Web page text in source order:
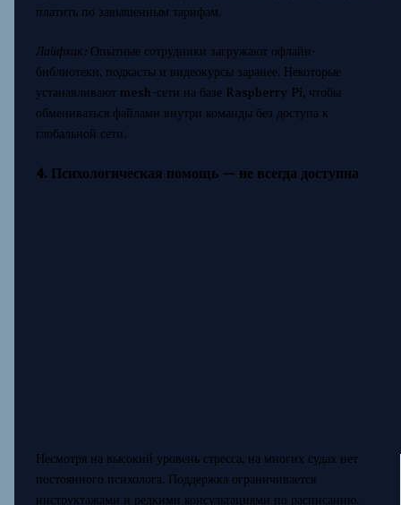
платить по завышенным тарифам.
Лайфхак:Опытные сотрудники загружают офлайн-
библиотеки, подкасты и видеокурсы заранее. Некоторые
устанавливают mesh-сети на базе Raspberry Pi, чтобы
обмениваться файлами внутри команды без доступа к
глобальной сети.
4. Психологическая помощь — не всегда доступна
Несмотря на высокий уровень стресса, на многих судах нет
постоянного психолога. Поддержка ограничивается
инструктажами и редкими консультациями по расписанию.